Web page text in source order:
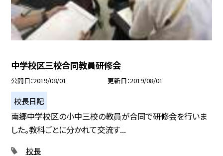
中学校区三校合同教員研修会
公開日 2019/08/01 更新日 2019/08/01
校長日記
南郷中学校区の小中三校の教員が合同で研修会を行いま
した。教科ごとに分かれて交流す...
校長